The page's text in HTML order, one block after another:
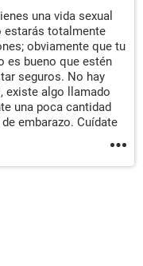
una vida sexual
estarás totalmente
obviamente que tu
es bueno que estén
seguros. No hay
existe algo llamado
una poca cantidad
embarazo. Cuídate